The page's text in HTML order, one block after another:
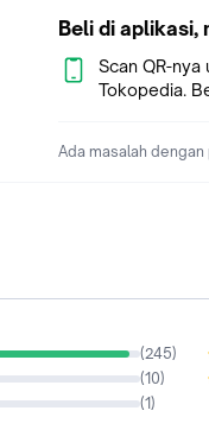
- Stick nylon
- Stick glow
Tersedia Warna :
- Hijau
- Kuning
UNTUK STICK
PACKING BUBBLE
Beli di aplikasi,
Scan QR-
Tokopedia.
Ada masalah dengan
(245)
(10)
(1)